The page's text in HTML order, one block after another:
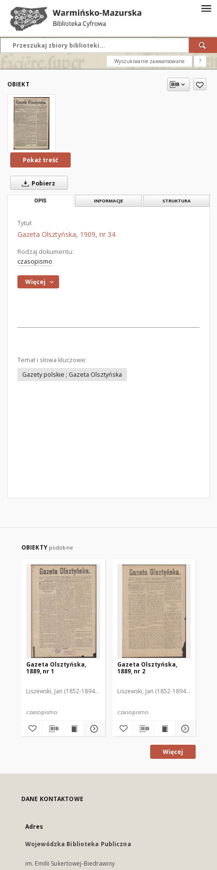
Wyszukiwanie zaawansowane ?
OBIEKT
Pokaż treść
Pobierz
OPIS INFORMACJE STRUKTURA
Tytuł:
Gazeta Olsztyńska, 1909, nr 34
Rodzaj dokumentu:
czasopismo
Więcej
Temat i słowa kluczowe:
Gazety polskie ; Gazeta Olsztyńska
OBIEKTY podobne
Gazeta Olsztyńska,
1889, nr 1
Liszewski, Jan (1852-1894). Red.
czasopismo
Gazeta Olsztyńska,
1889, nr 2
Liszewski, Jan (1852-1894). Red.
czasopismo
Więcej
DANE KONTAKTOWE
Adres
Wojewódzka Biblioteka Publiczna
im. Emilii Sukertowej-Biedrawiny